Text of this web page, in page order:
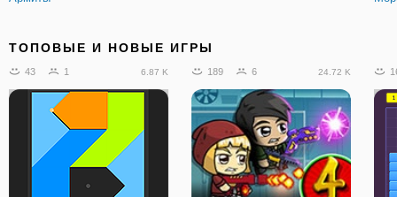
Мрачная Погоня Двадцать
ТОПОВЫЕ И НОВЫЕ ИГРЫ
43 1 6.87 K 189 6 24.72 K